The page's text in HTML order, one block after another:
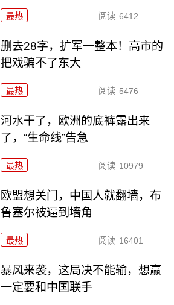
最热 阅读 6412
删去28字，扩军一整本！高市的
把戏骗不了东大
最热 阅读 5476
河水干了，欧洲的底裤露出来
了，“生命线”告急
最热 阅读 10979
欧盟想关门，中国人就翻墙，布
鲁塞尔被逼到墙角
最热 阅读 16401
暴风来袭，这局决不能输，想赢
一定要和中国联手